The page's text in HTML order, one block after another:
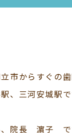
市からすぐの
、三河安城駅で
、院長 濵子 で